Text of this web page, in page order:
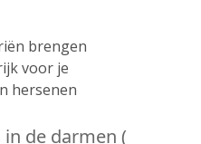
de darmen (